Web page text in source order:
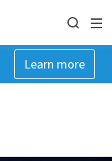
Learn more